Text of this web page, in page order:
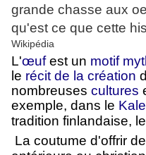
grande chasse aux
qu'est ce que cette
Wikipédia
L'œuf est un motif
le récit de la création
nombreuses cultures
exemple, dans le
tradition finlandaise,
La coutume d'offrir